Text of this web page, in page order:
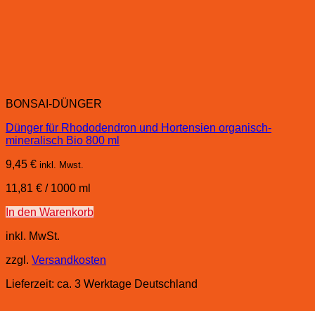
BONSAI-DÜNGER
Dünger für Rhododendron und Hortensien organisch-
mineralisch Bio 800 ml
9,45 € inkl. Mwst.
11,81 € / 1000 ml
In den Warenkorb
inkl. MwSt.
zzgl. Versandkosten
Lieferzeit: ca. 3 Werktage Deutschland